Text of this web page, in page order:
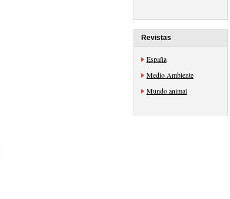
Revistas
España
Medio Ambiente
Mundo animal